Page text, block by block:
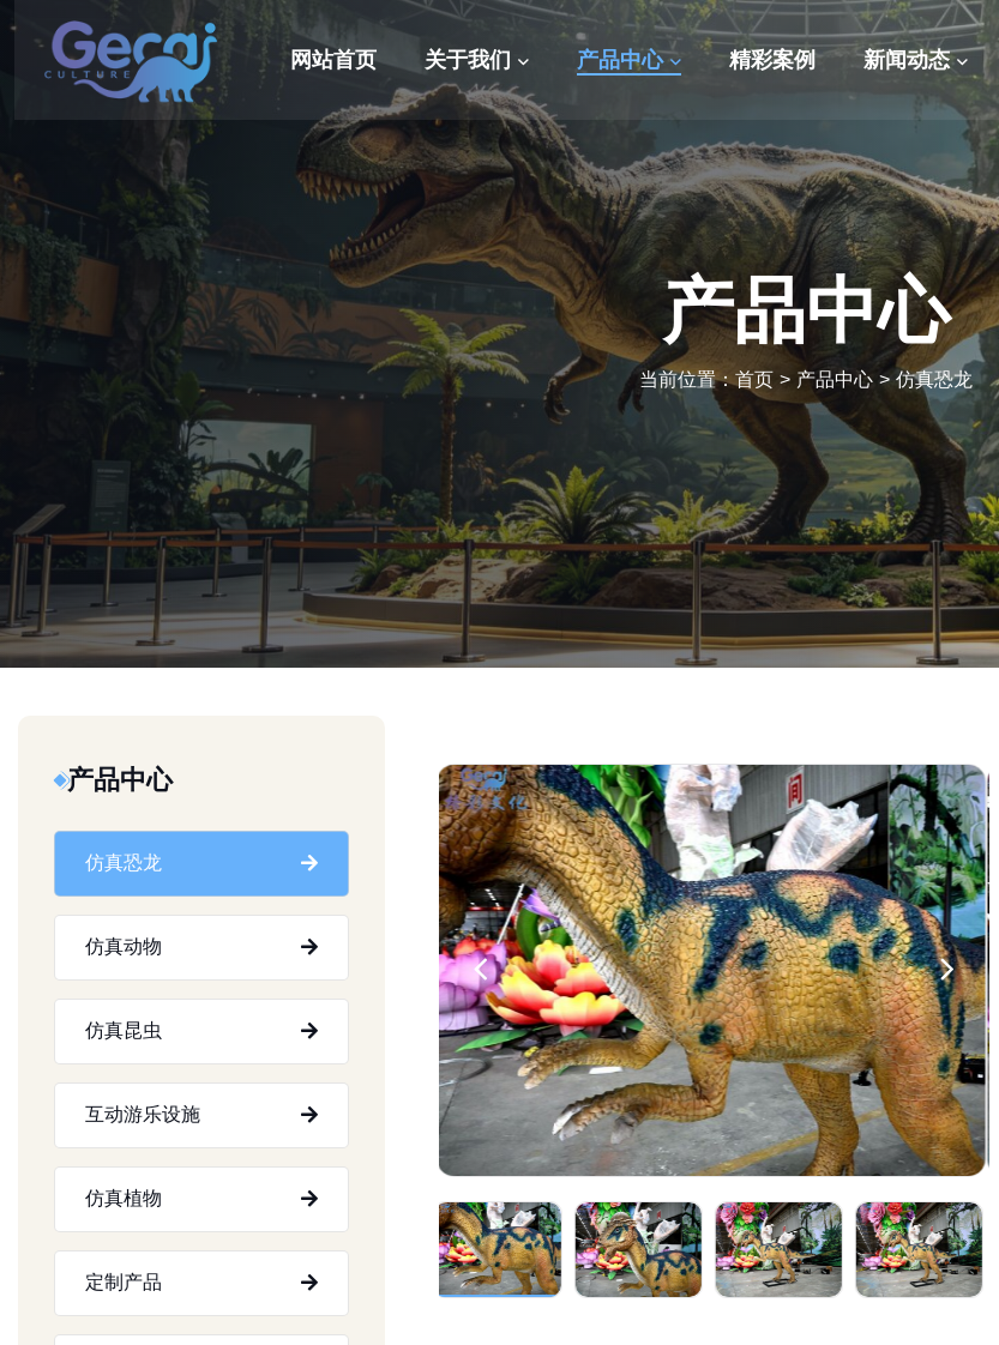
网站首页 关于我们 产品中心 精彩案例 新闻动态
产品中心
当前位置：首页 > 产品中心 > 仿真恐龙
产品中心
仿真恐龙
仿真动物
仿真昆虫
互动游乐设施
仿真植物
定制产品